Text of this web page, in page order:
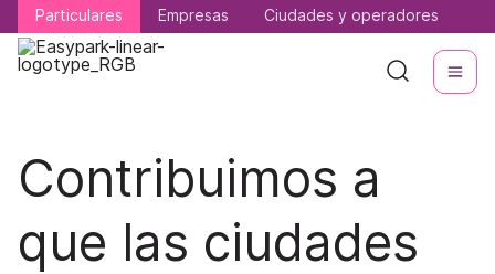
Particulares Empresas Ciudades y operadores
Particulares Empresas Ciudades y operadores
Contribuimos a
que las ciudades